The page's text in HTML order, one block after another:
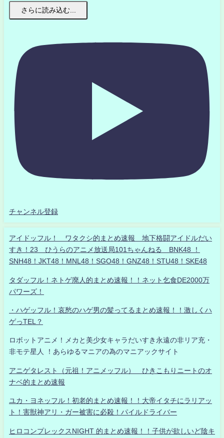
さらに読み込む...
チャンネル登録
アイドッフル！ ワタクシ的まとめ速報 地下格闘アイドルだい
すき！23 ひうらのアニメ放送局101ちゃんねる BNK48 ！
SNH48！JKT48！MNL48！SGO48！GNZ48！STU48！SKE48
タダッフル！ネトゲ廃人的まとめ速報！！ネット乞食DE2000万
パワーズ！
・ハゲッフル！哀愁のハゲ男の髪ってるまとめ速報！！激しくハ
ゲっTEL？
ロボットアニメ！メカと美少女キャラだいすき永遠の非リア充・
非モテ星人 ！あらゆるマニアの為のマニアックサイト
アニゲタレスト（元祖！アニメッフル） ひきこもりニートのオ
ナベ的まとめ速報
ユカ・ヨネッフル！初老的まとめ速報！！大帝イタチにラリアッ
ト！害獣神アリ・ガー被害に必殺！パイルドライバー
ヒロコンプレックスNIGHT 的まとめ速報！！子供が欲しいど陰キ